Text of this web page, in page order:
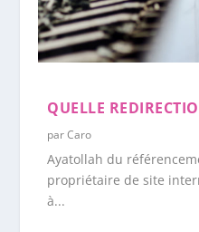
QUELLE
parCaro
Ayatollah du
propriétaire de site
à...